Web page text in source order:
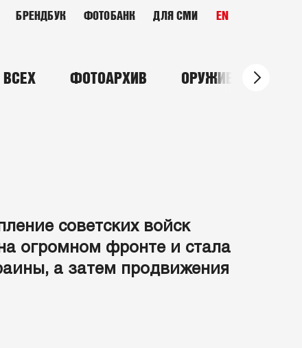
БРЕНДБУК ФОТОБАНК ДЛЯ СМИ EN
ФОТОАРХИВ ОРУЖИЕ ПОБЕДЫ
советских войск
огромном фронте и стала
а затем продвижения